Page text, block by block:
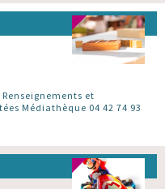
et
Médiathèque 04 42 74 93